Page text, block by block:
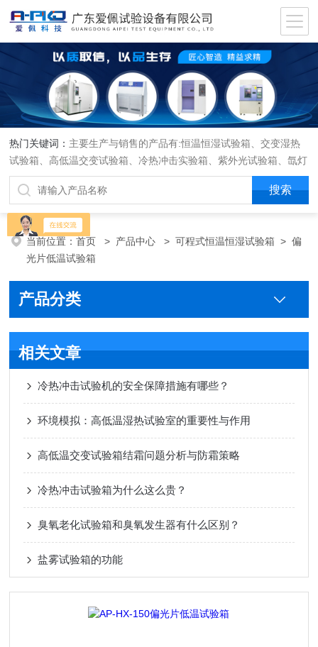
热门关键词： 主要生产与销售的产品有:恒温恒湿试验箱、交变湿热
试验箱、高低温交变试验箱、冷热冲击实验箱、紫外光试验箱、氙灯
老化箱、恒温恒湿实验室、沙尘试验箱、淋雨试验箱、盐水喷雾试验
箱、各种振动试验台、拉力试验机、蒸汽老化试验机、跌落试验机、
插拔力试验机、按健寿命试验机、纸带耐磨擦试验机、工业烘烤箱
当前位置：首页 > 产品中心 >可程式恒温恒湿试验箱 >偏
光片低温试验箱
产品分类
相关文章
冷热冲击试验机的安全保障措施有哪些？
环境模拟：高低温湿热试验室的重要性与作用
高低温交变试验箱结霜问题分析与防霜策略
冷热冲击试验箱为什么这么贵？
臭氧老化试验箱和臭氧发生器有什么区别？
盐雾试验箱的功能